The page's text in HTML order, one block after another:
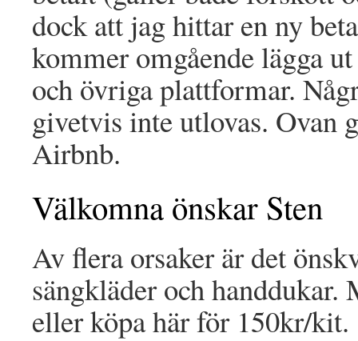
dock att jag hittar en ny
kommer omgående lägga
och övriga plattformar.
givetvis inte utlovas. Ovan
Airbnb.
Välkomna önskar Sten
Av flera orsaker är det
sängkläder och
eller köpa här för 150kr/kit.